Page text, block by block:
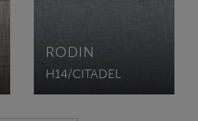
RODIN
H14/CITADEL